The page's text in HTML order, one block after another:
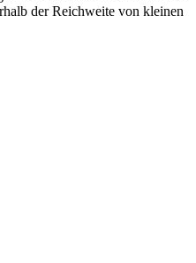
der Reichweite von kleinen